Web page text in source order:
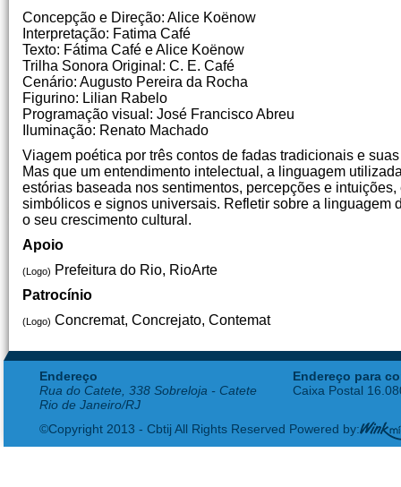
Concepção e Direção: Alice Koënow
Interpretação: Fatima Café
Texto: Fátima Café e Alice Koënow
Trilha Sonora Original: C. E. Café
Cenário: Augusto Pereira da Rocha
Figurino: Lilian Rabelo
Programação visual: José Francisco Abreu
Iluminação: Renato Machado
Viagem poética por três contos de fadas tradicionais e
Mas que um entendimento intelectual, a linguagem
estórias baseada nos sentimentos, percepções e
simbólicos e signos universais. Refletir sobre a linguagem
o seu crescimento cultural.
Apoio
(Logo) Prefeitura do Rio, RioArte
Patrocínio
(Logo) Concremat, Concrejato, Contemat
Endereço
Rua do Catete, 338 Sobreloja - Catete
Rio de Janeiro/RJ
Endereço para
Caixa Postal
©Copyright 2013 - Cbtij All Rights Reserved Powered by: